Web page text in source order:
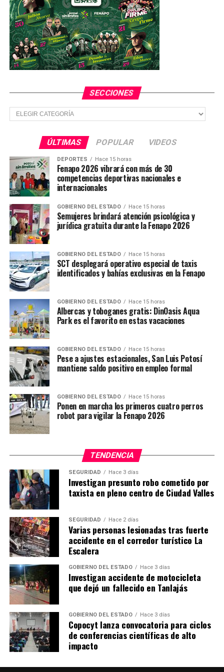
cubrebocas
SECCIONES
Secciones
ÚLTIMAS POPULAR VIDEOS
DEPORTES Hace 15 horas
Fenapo 2026 vibrará con más de 30
competencias deportivas nacionales e
internacionales
GOBIERNO DEL ESTADO Hace 15 horas
Semujeres brindará atención psicológica y
jurídica gratuita durante la Fenapo 2026
GOBIERNO DEL ESTADO Hace 15 horas
SCT desplegará operativo especial de taxis
identificados y bahías exclusivas en la Fenapo
GOBIERNO DEL ESTADO Hace 15 horas
Albercas y toboganes gratis: DinOasis Aqua
Park es el favorito en estas vacaciones
GOBIERNO DEL ESTADO Hace 15 horas
Pese a ajustes estacionales, San Luis Potosí
mantiene saldo positivo en empleo formal
GOBIERNO DEL ESTADO Hace 15 horas
Ponen en marcha los primeros cuatro perros
robot para vigilar la Fenapo 2026
TENDENCIA
SEGURIDAD Hace 3 días
Investigan presunto robo cometido por
taxista en pleno centro de Ciudad Valles
SEGURIDAD Hace 2 días
Varias personas lesionadas tras fuerte
accidente en el corredor turístico La
Escalera
GOBIERNO DEL ESTADO Hace 3 días
Investigan accidente de motocicleta
que dejó un fallecido en Tanlajás
GOBIERNO DEL ESTADO Hace 3 días
Copocyt lanza convocatoria para ciclos
de conferencias científicas de alto
impacto